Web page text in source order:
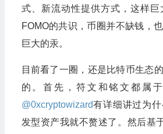
式、新流动性提供方式，这样
FOMO的共识，币圈并不缺钱，
巨大的汞。
目前看了一圈，还是比特币生态
的。首先，符文和铭文都属
@0xcryptowizard有详细讲过为
发型资产我就不赘述了。然后基